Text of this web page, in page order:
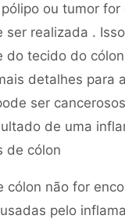
ou tumor for
ser realizada .
do tecido do
detalhes para
ser
de uma
de cólon
cólon não for
pelo